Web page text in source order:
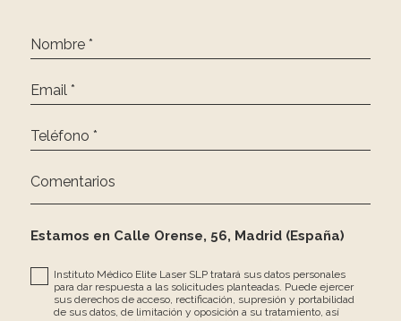
Nombre *
Email *
Teléfono *
Comentarios
Estamos en Calle Orense, 56, Madrid (España)
Instituto Médico Elite Laser SLP tratará sus datos personales
para dar respuesta a las solicitudes planteadas. Puede ejercer
sus derechos de acceso, rectificación, supresión y portabilidad
de sus datos, de limitación y oposición a su tratamiento, así